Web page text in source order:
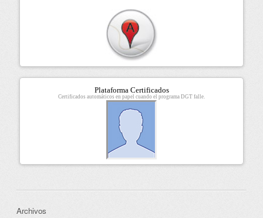
Plataforma Certificados
Certificados automáticos en papel cuando el programa DGT falle.
Archivos